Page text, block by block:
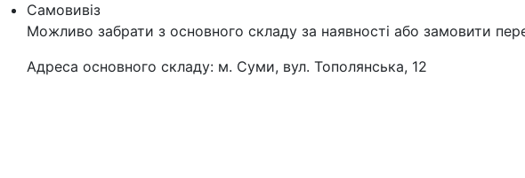
Самовивіз
Можливо забрати з основного складу за наявності або замовити
Адреса основного складу: м. Суми, вул. Тополянська, 12